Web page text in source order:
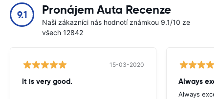
9.1 Pronájem Auta Recenze
Naši zákazníci nás hodnotí známkou 9.1/10 ze
všech 12842
15-03-2020
It is very good. Always
Always